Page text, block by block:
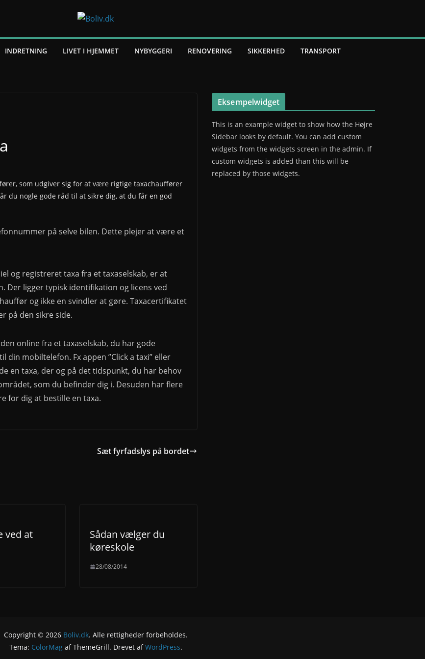
INDRETNING LIVET I HJEMMET NYBYGGERI RENOVERING SIKKERHED TRANSPORT
som udgiver sig for at være rigtige taxachauffører
du nogle gode råd til at sikre dig, at du får en god
på selve bilen. Dette plejer at være et
og registreret taxa fra et taxaselskab, er at
Der ligger typisk identifikation og licens ved
og ikke en svindler at gøre. Taxacertifikatet
på den sikre side.
online fra et taxaselskab, du har gode
din mobiltelefon. Fx appen ”Click a taxi” eller
en taxa, der og på det tidspunkt, du har behov
som du befinder dig i. Desuden har flere
for dig at bestille en taxa.
Sæt fyrfadslys på bordet
ved at
Sådan vælger du
køreskole
28/08/2014
Eksempelwidget
This is an example widget to show how the Højre
Sidebar looks by default. You can add custom
widgets from the widgets screen in the admin. If
custom widgets is added than this will be
replaced by those widgets.
Copyright © 2026 Boliv.dk. Alle rettigheder forbeholdes.
Tema: ColorMagaf ThemeGrill. Drevet afWordPress.